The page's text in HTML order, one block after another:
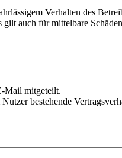
Verhalten des
auch für mittelbare
Mail mitgeteilt.
bestehende